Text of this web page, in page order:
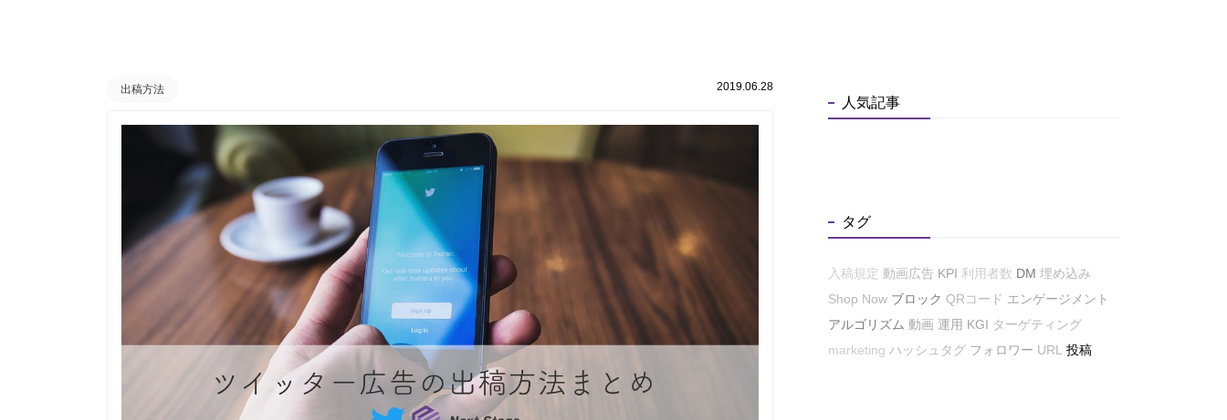
出稿方法 2019.06.28
人気記事
タグ
入稿規定 動画広告 KPI 利用者数 DM 埋め込み
Shop Now ブロック QRコード エンゲージメント
アルゴリズム 動画 運用 KGI ターゲティング
marketing ハッシュタグ フォロワー URL 投稿